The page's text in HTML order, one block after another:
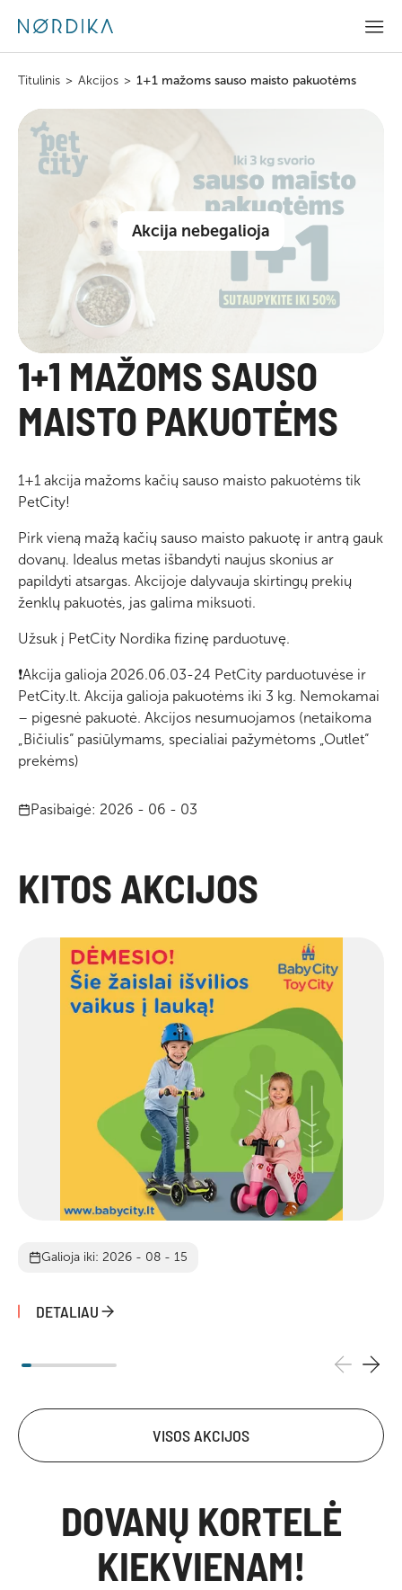
Titulinis > Akcijos > 1+1 mažoms sauso maisto pakuotėms
Akcija nebegalioja
1+1 MAŽOMS SAUSO
MAISTO PAKUOTĖMS
1+1 akcija mažoms kačių sauso maisto pakuotėms tik
PetCity!
Pirk vieną mažą kačių sauso maisto pakuotę ir antrą gauk
dovanų. Idealus metas išbandyti naujus skonius ar
papildyti atsargas. Akcijoje dalyvauja skirtingų prekių
ženklų pakuotės, jas galima miksuoti.
Užsuk į PetCity Nordika fizinę parduotuvę.
❗Akcija galioja 2026.06.03-24 PetCity parduotuvėse ir
PetCity.lt. Akcija galioja pakuotėms iki 3 kg. Nemokamai
– pigesnė pakuotė. Akcijos nesumuojamos (netaikoma
„Bičiulis“ pasiūlymams, specialiai pažymėtoms „Outlet“
prekėms)
Pasibaigė: 2026 - 06 - 03
KITOS AKCIJOS
Galioja iki: 2026 - 08 - 15
DETALIAU
VISOS AKCIJOS
DOVANŲ KORTELĖ
KIEKVIENAM!